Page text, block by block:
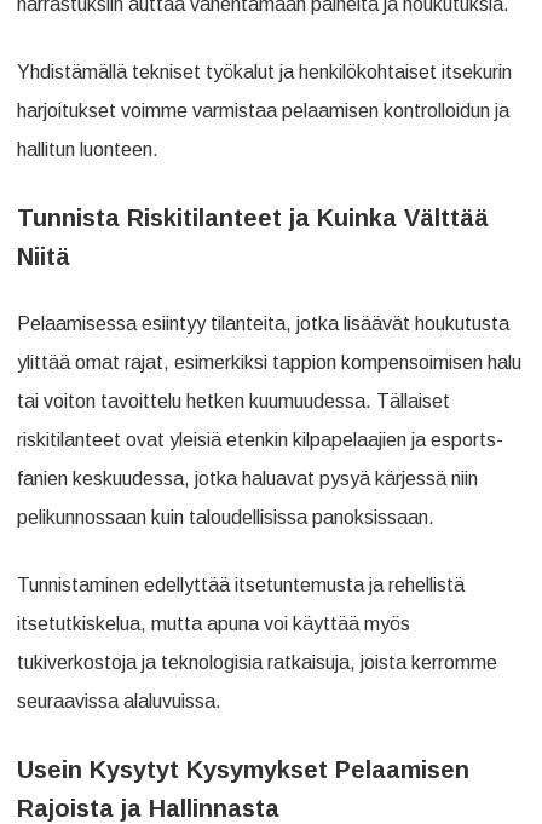
harrastuksiin auttaa vähentämään paineita ja houkutuksia.
Yhdistämällä tekniset työkalut ja henkilökohtaiset itsekurin
harjoitukset voimme varmistaa pelaamisen kontrolloidun ja
hallitun luonteen.
Tunnista Riskitilanteet ja Kuinka Välttää
Niitä
Pelaamisessa esiintyy tilanteita, jotka lisäävät houkutusta
ylittää omat rajat, esimerkiksi tappion kompensoimisen halu
tai voiton tavoittelu hetken kuumuudessa. Tällaiset
riskitilanteet ovat yleisiä etenkin kilpapelaajien ja esports-
fanien keskuudessa, jotka haluavat pysyä kärjessä niin
pelikunnossaan kuin taloudellisissa panoksissaan.
Tunnistaminen edellyttää itsetuntemusta ja rehellistä
itsetutkiskelua, mutta apuna voi käyttää myös
tukiverkostoja ja teknologisia ratkaisuja, joista kerromme
seuraavissa alaluvuissa.
Usein Kysytyt Kysymykset Pelaamisen
Rajoista ja Hallinnasta